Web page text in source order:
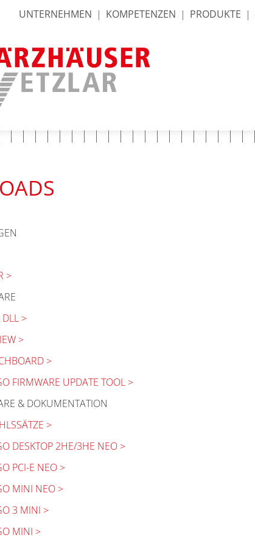
UNTERNEHMEN | KOMPETENZEN | PRODUKTE |
FIRMWARE UPDATE TOOL
& DOKUMENTATION
DESKTOP 2HE/3HE NEO
PCI-E NEO
MINI NEO
3 MINI
MINI